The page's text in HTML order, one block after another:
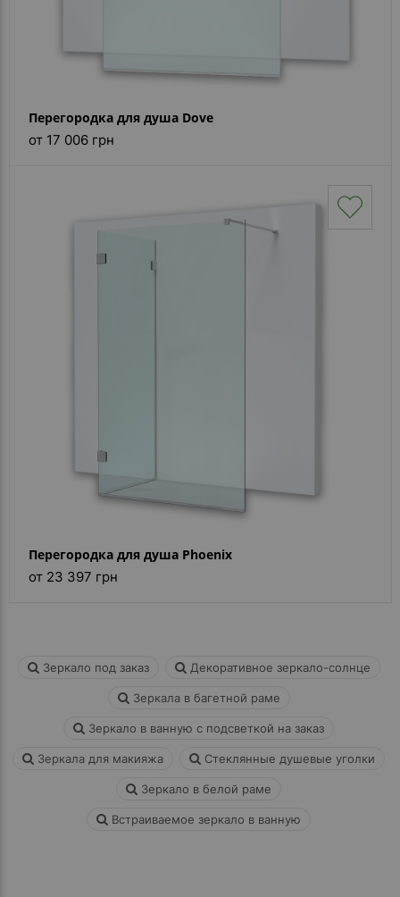
Перегородка для душа Dove
от 17 006 грн
Перегородка для душа Phoenix
от 23 397 грн
Зеркало под заказ Декоративное зеркало-солнце
Зеркала в багетной раме
Зеркало в ванную с подсветкой на заказ
Зеркала для макияжа Стеклянные душевые уголки
Зеркало в белой раме
Встраиваемое зеркало в ванную